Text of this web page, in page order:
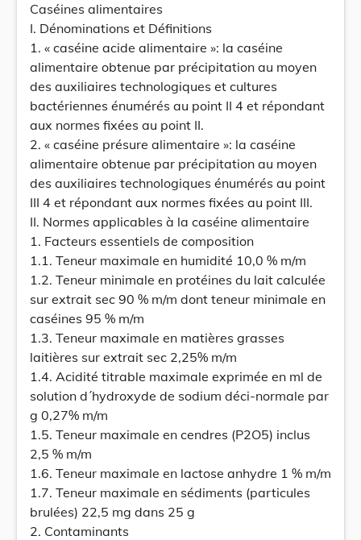
Caséines alimentaires
I. Dénominations et Définitions
1. « caséine acide alimentaire »: la caséine
alimentaire obtenue par précipitation au moyen
des auxiliaires technologiques et cultures
bactériennes énumérés au point II 4 et répondant
aux normes fixées au point II.
2. « caséine présure alimentaire »: la caséine
alimentaire obtenue par précipitation au moyen
des auxiliaires technologiques énumérés au point
III 4 et répondant aux normes fixées au point III.
II. Normes applicables à la caséine alimentaire
1. Facteurs essentiels de composition
1.1. Teneur maximale en humidité 10,0 % m/m
1.2. Teneur minimale en protéines du lait calculée
sur extrait sec 90 % m/m dont teneur minimale en
caséines 95 % m/m
1.3. Teneur maximale en matières grasses
laitières sur extrait sec 2,25% m/m
1.4. Acidité titrable maximale exprimée en ml de
solution d´hydroxyde de sodium déci-normale par
g 0,27% m/m
1.5. Teneur maximale en cendres (P2O5) inclus
2,5 % m/m
1.6. Teneur maximale en lactose anhydre 1 % m/m
1.7. Teneur maximale en sédiments (particules
brulées) 22,5 mg dans 25 g
2. Contaminants